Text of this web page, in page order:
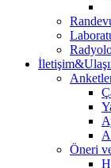
Öneri